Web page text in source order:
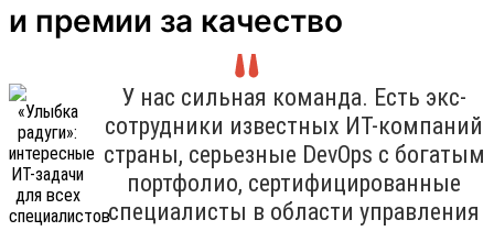
и премии за качество
У нас сильная команда. Есть экс-
сотрудники известных ИТ-компаний
страны, серьезные DevOps с богатым
портфолио, сертифицированные
специалисты в области управления